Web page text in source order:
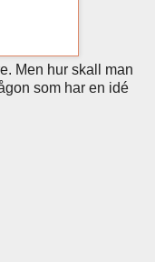
Men hur skall man
som har en idé